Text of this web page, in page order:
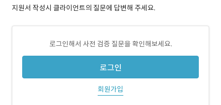
지원서 작성시 클라이언트의 질문에 답변해 주세요.
로그인해서 사전 검증 질문을 확인해보세요.
로그인
회원가입